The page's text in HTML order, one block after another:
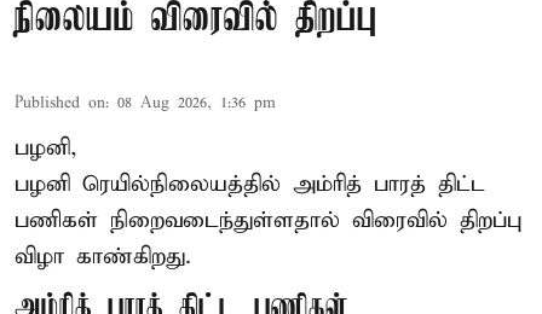
நிலையம் விரைவில் திறப்பு
Published on: 08 Aug 2026, 1:36 pm
பழனி,
பழனி ரெயில்நிலையத்தில் அம்ரித் பாரத் திட்ட
பணிகள் நிறைவடைந்துள்ளதால் விரைவில் திறப்பு
விழா காண்கிறது.